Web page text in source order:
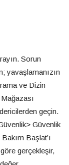
Sorun
yavaşlamanızın
ve Dizin
geçin.
Güvenlik
Başlat’ı
gerçekleşir,